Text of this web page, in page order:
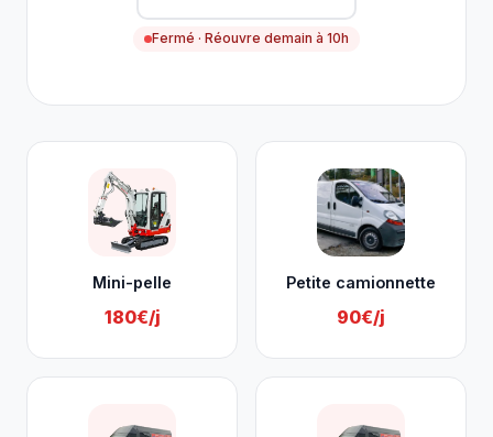
Fermé · Réouvre demain à 10h
Mini-pelle
180€/j
Petite camionnette
90€/j